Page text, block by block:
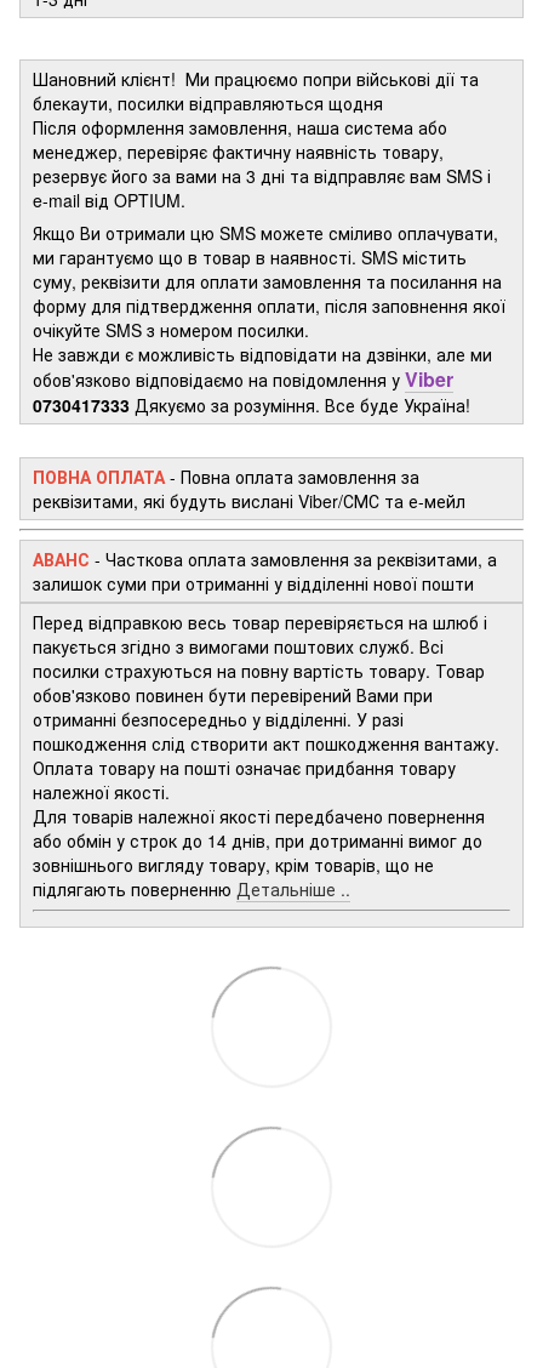
Шановний клієнт! Ми працюємо попри військові дії та
блекаути, посилки відправляються щодня
Після оформлення замовлення, наша система або
менеджер, перевіряє фактичну наявність товару,
резервує його за вами на 3 дні та відправляє вам SMS і
e-mail від OPTIUM.
Якщо Ви отримали цю SMS можете сміливо оплачувати,
ми гарантуємо що в товар в наявності. SMS містить
суму, реквізити для оплати замовлення та посилання на
форму для підтвердження оплати, після заповнення якої
очікуйте SMS з номером посилки.
Не завжди є можливість відповідати на дзвінки, але ми
обов'язково відповідаємо на повідомлення у Viber
0730417333 Дякуємо за розуміння. Все буде Україна!
ПОВНА ОПЛАТА - Повна оплата замовлення за
реквізитами, які будуть вислані Viber/СМС та е-мейл
АВАНС - Часткова оплата замовлення за реквізитами, а
залишок суми при отриманні у відділенні нової пошти
Перед відправкою весь товар перевіряється на шлюб і
пакується згідно з вимогами поштових служб. Всі
посилки страхуються на повну вартість товару. Товар
обов'язково повинен бути перевірений Вами при
отриманні безпосередньо у відділенні. У разі
пошкодження слід створити акт пошкодження вантажу.
Оплата товару на пошті означає придбання товару
належної якості.
Для товарів належної якості передбачено повернення
або обмін у строк до 14 днів, при дотриманні вимог до
зовнішнього вигляду товару, крім товарів, що не
підлягають поверненню Детальніше ..